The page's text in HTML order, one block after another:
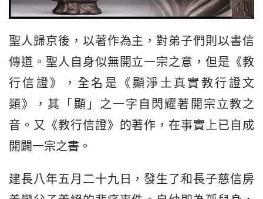
聖人歸京後，以著作為主，對弟子們則以書信
傳道。聖人自身似無開立一宗之意，但是《教
行信證》，全名是《顯淨土真實教行證文
類》，其「顯」之一字自閃耀著開宗立教之
音。又《教行信證》的著作，在事實上已自成
開闢一宗之書。
建長八年五月二十九日，發生了和長子慈信房